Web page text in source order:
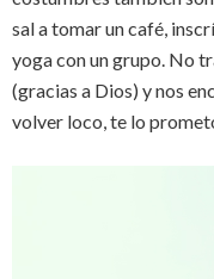
sal a tomar un café,
yoga con un grupo. No
(gracias a Dios) y nos
volver loco, te lo